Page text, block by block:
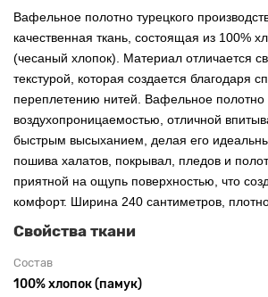
Вафельное полотно турецкого
качественная ткань, состоящая из 100%
(чесаный хлопок). Материал отличается
текстурой, которая создается благодаря
переплетению нитей. Вафельное полотно
воздухопроницаемостью, отличной
быстрым высыханием, делая его
пошива халатов, покрывал, пледов и
приятной на ощупь поверхностью, что
комфорт. Ширина 240 сантиметров,
Свойства ткани
Состав
100% хлопок (памук)